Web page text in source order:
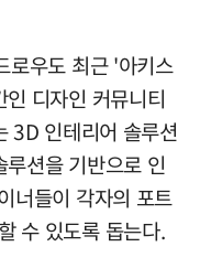
로우도 최근 '아키스
디자인 커뮤니티
3D 인테리어 솔루션
션을 기반으로 인
너들이 각자의 포트
수 있도록 돕는다.